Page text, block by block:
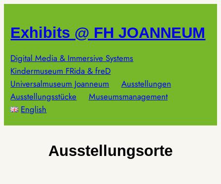
springen
Exhibits @ FH JOANNEUM
Digital Media & Immersive Systems
Kindermuseum FRida & freD
Universalmuseum Joanneum
Ausstellungen
Ausstellungsstücke
Museumsmanagement
English
Ausstellungsorte